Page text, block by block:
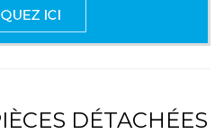
DÉTACHÉES